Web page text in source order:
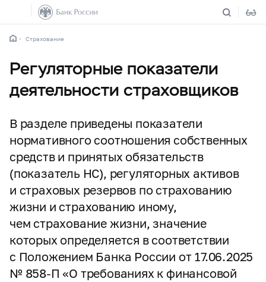
Страхование
Регуляторные показатели
деятельности страховщиков
В разделе приведены показатели
нормативного соотношения собственных
средств и принятых обязательств
(показатель НС), регуляторных активов
и страховых резервов по страхованию
жизни и страхованию иному,
чем страхование жизни, значение
которых определяется в соответствии
с Положением Банка России от 17.06.2025
№ 858-П «О требованиях к финансовой